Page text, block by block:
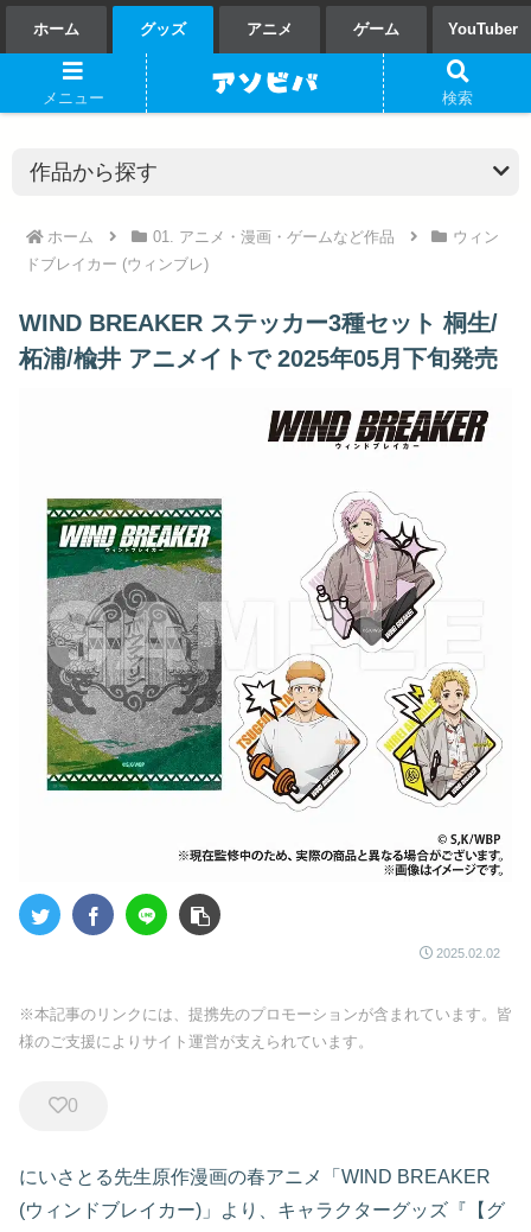
ホーム グッズ アニメ ゲーム YouTuber
ホーム 01. アニメ・漫画・ゲームなど作品
ウィン
ドブレイカー (ウィンブレ)
WIND BREAKER ステッカー3種セット 桐生/
柘浦/楡井 アニメイトで 2025年05月下旬発売
2025.02.02
※本記事のリンクには、提携先のプロモーションが含まれています。皆
様のご支援によりサイト運営が支えられています。
0
にいさとる先生原作漫画の春アニメ「WIND BREAKER
(ウィンドブレイカー)」より、キャラクターグッズ『【グ
メニュー 検索